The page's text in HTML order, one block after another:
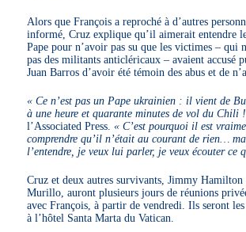
Alors que François a reproché à d’autres
informé, Cruz explique qu’il aimerait entendre
Pape pour n’avoir pas su que les victimes – qui
pas des militants anticléricaux – avaient accusé
Juan Barros d’avoir été témoin des abus et de
« Ce n’est pas un Pape ukrainien : il vient de
à une heure et quarante minutes de vol du Chili
l’Associated Press.« C’est pourquoi il est
comprendre qu’il n’était au courant de rien…
l’entendre, je veux lui parler, je veux écouter ce
Cruz et deux autres survivants, Jimmy Hamilton
Murillo, auront plusieurs jours de réunions
avec François, à partir de vendredi. Ils seront
à l’hôtel Santa Marta du Vatican.